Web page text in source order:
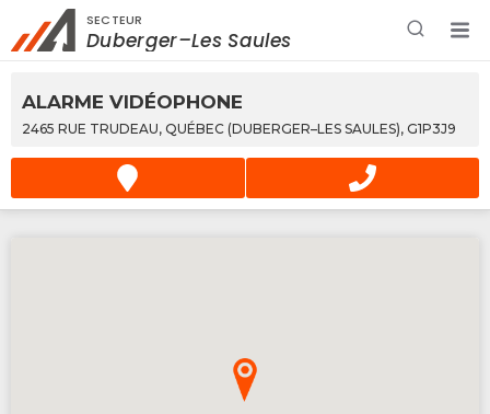
Rechercher à proximité - Entreprise / Rabais /
Services
SECTEUR
Duberger–Les Saules
ALARME VIDÉOPHONE
2465 RUE TRUDEAU, QUÉBEC (DUBERGER–LES SAULES), G1P3J9